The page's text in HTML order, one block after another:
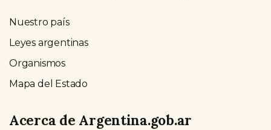
Nuestro país
Leyes argentinas
Organismos
Mapa del Estado
Acerca de Argentina.gob.ar